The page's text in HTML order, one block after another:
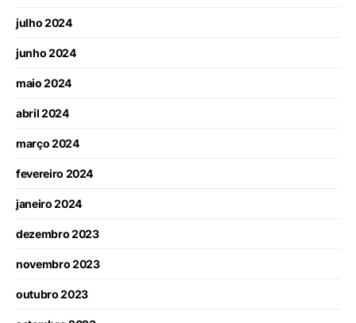
julho 2024
junho 2024
maio 2024
abril 2024
março 2024
fevereiro 2024
janeiro 2024
dezembro 2023
novembro 2023
outubro 2023